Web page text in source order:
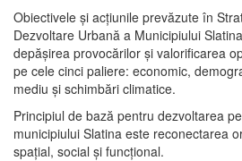
Obiectivele şi acţiunile prevăzute în
Dezvoltare Urbană a Municipiului
depășirea provocărilor şi valorificarea
pe cele cinci paliere: economic,
mediu şi schimbări climatice.
Principiul de bază pentru dezvoltarea
municipiului Slatina este reconectarea
spaţial, social şi funcţional.